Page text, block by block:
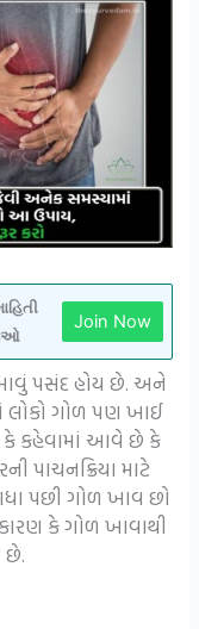
Join Now
પસંદ હોય છે. અને
લોકો ગોળ પણ ખાઈ
કે કહેવામાં આવે છે કે
પાચનક્રિયા માટે
પછી ગોળ ખાવ છો
કે ગોળ ખાવાથી
છે.